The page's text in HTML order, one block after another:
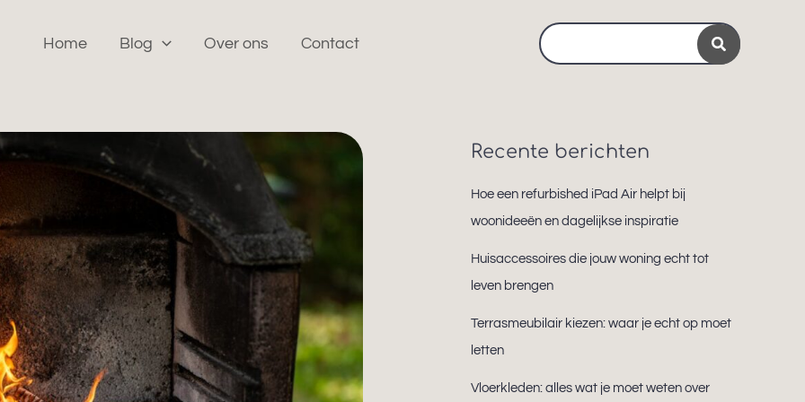
Home Blog Over ons Contact
Search
for:
Recente berichten
Hoe een refurbished iPad Air helpt bij
woonideeën en dagelijkse inspiratie
Huisaccessoires die jouw woning echt tot
leven brengen
Terrasmeubilair kiezen: waar je echt op moet
letten
Vloerkleden: alles wat je moet weten over